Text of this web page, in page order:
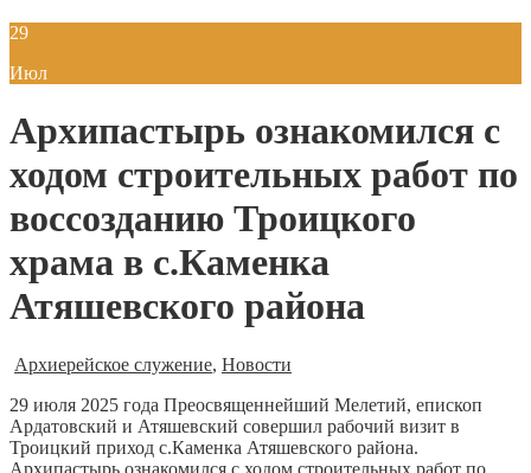
29
Июл
Архипастырь ознакомился с
ходом строительных работ по
воссозданию Троицкого
храма в с.Каменка
Атяшевского района
Архиерейское служение, Новости
29 июля 2025 года Преосвященнейший Мелетий, епископ
Ардатовский и Атяшевский совершил рабочий визит в
Троицкий приход с.Каменка Атяшевского района.
Архипастырь ознакомился с ходом строительных работ по